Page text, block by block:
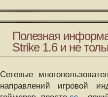
Полезная
Strike 1.6 и не
Сетевые
направлений игровой